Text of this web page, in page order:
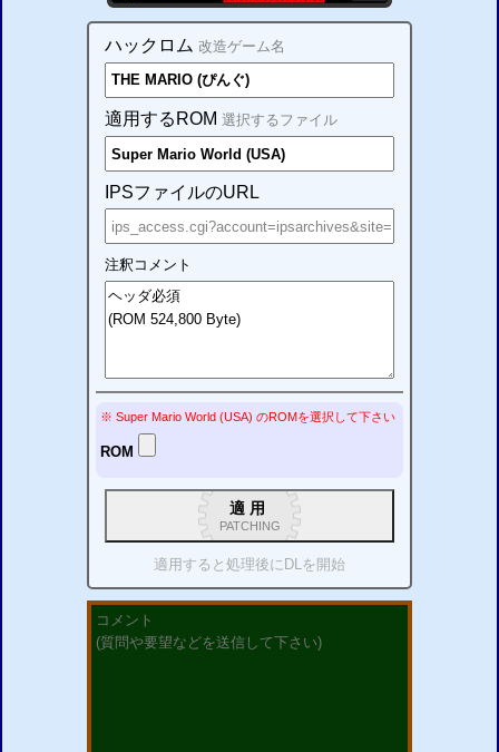
ハックロム 改造ゲーム名
適用するROM 選択するファイル
IPSファイルのURL
注釈コメント
※ Super Mario World (USA) のROMを選択して下さい
ROM
適用
PATCHING
適用すると処理後に DLを開始